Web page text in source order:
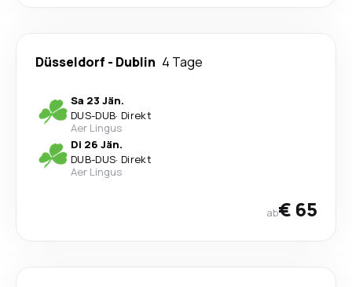
Düsseldorf - Dublin 4 Tage
Sa 23 Jän.
DUS-DUB· Direkt
Aer Lingus
Di 26 Jän.
DUB-DUS· Direkt
Aer Lingus
ab€ 65